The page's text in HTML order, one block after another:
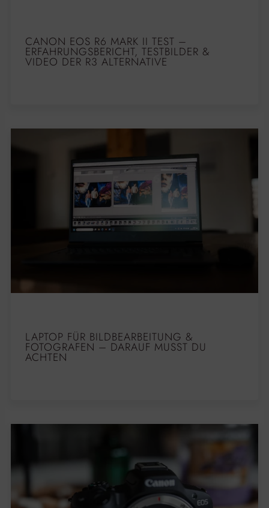
CANON EOS R6 MARK II TEST –
ERFAHRUNGSBERICHT, TESTBILDER &
VIDEO DER R3 ALTERNATIVE
LAPTOP FÜR BILDBEARBEITUNG &
FOTOGRAFEN – DARAUF MUSST DU
ACHTEN